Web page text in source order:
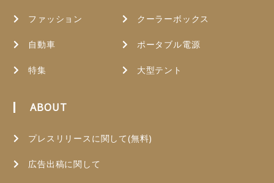
ファッション
自動車
特集
クーラーボックス
ポータブル電源
大型テント
ABOUT
プレスリリースに関して(無料)
広告出稿に関して